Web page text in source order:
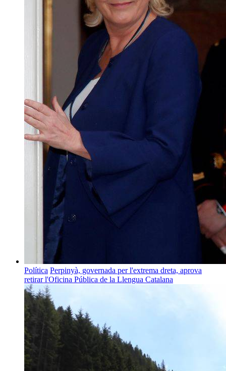
Política Perpinyà, governada per l'extrema dreta, aprova
retirar l'Oficina Pública de la Llengua Catalana